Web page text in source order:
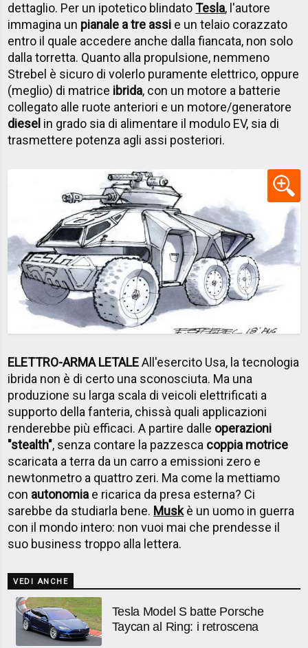
dettaglio. Per un ipotetico blindatoTesla, l'autore
immagina un pianale a tre assi e un telaio corazzato
entro il quale accedere anche dalla fiancata, non solo
dalla torretta. Quanto alla propulsione, nemmeno
Strebel è sicuro di volerlo puramente elettrico, oppure
(meglio) di matrice ibrida, con un motore a batterie
collegato alle ruote anteriori e un motore/generatore
diesel in grado sia di alimentare il modulo EV, sia di
trasmettere potenza agli assi posteriori.
ELETTRO-ARMA LETALEAll'esercito Usa, la tecnologia
ibrida non è di certo una sconosciuta. Ma una
produzione su larga scala di veicoli elettrificati a
supporto della fanteria, chissà quali applicazioni
renderebbe più efficaci. A partire dalle operazioni
"stealth", senza contare la pazzesca coppia motrice
scaricata a terra da un carro a emissioni zero e
newtonmetro a quattro zeri. Ma come la mettiamo
con autonomia e ricarica da presa esterna? Ci
sarebbe da studiarla bene. Muskè un uomo in guerra
con il mondo intero: non vuoi mai che prendesse il
suo business troppo alla lettera.
VEDI ANCHE
Tesla Model S batte Porsche
Taycan al Ring: i retroscena